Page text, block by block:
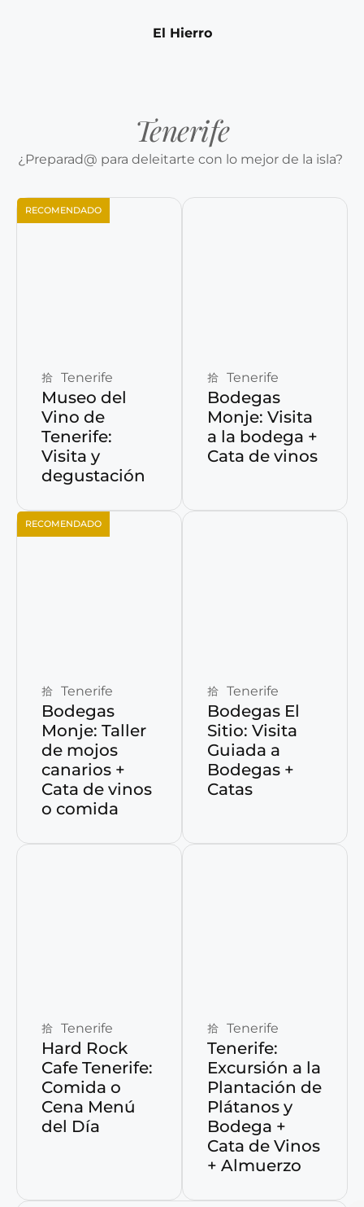
El Hierro
Tenerife
¿Preparad@ para deleitarte con lo mejor de la isla?
RECOMENDADO
Tenerife
Museo del
Vino de
Tenerife:
Visita y
degustación
Tenerife
Bodegas
Monje: Visita
a la bodega +
Cata de vinos
RECOMENDADO
Tenerife
Bodegas
Monje: Taller
de mojos
canarios +
Cata de vinos
o comida
Tenerife
Bodegas El
Sitio: Visita
Guiada a
Bodegas +
Catas
Tenerife
Hard Rock
Cafe Tenerife:
Comida o
Cena Menú
del Día
Tenerife
Tenerife:
Excursión a la
Plantación de
Plátanos y
Bodega +
Cata de Vinos
+ Almuerzo